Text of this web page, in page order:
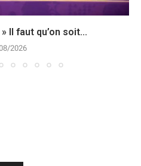
Il faut qu’on soit...
2026